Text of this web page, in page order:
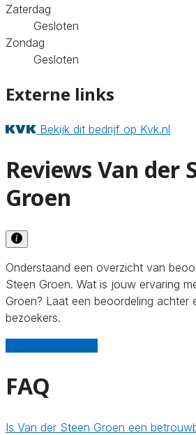
Zaterdag
Gesloten
Zondag
Gesloten
Externe links
Bekijk dit bedrijf op Kvk.nl
Reviews Van der
Groen
Onderstaand een overzicht van
Steen Groen. Wat is jouw ervaring
Groen? Laat een beoordeling achter
bezoekers.
FAQ
Is Van der Steen Groen een